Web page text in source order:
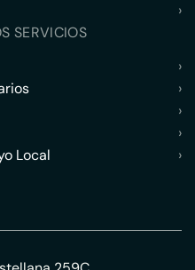
›
SERVICIOS
›
›
›
›
Local
›